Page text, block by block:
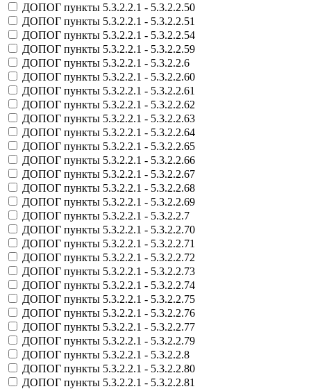
ДОПОГ пункты 5.3.2.2.1 - 5.3.2.2.50
ДОПОГ пункты 5.3.2.2.1 - 5.3.2.2.51
ДОПОГ пункты 5.3.2.2.1 - 5.3.2.2.54
ДОПОГ пункты 5.3.2.2.1 - 5.3.2.2.59
ДОПОГ пункты 5.3.2.2.1 - 5.3.2.2.6
ДОПОГ пункты 5.3.2.2.1 - 5.3.2.2.60
ДОПОГ пункты 5.3.2.2.1 - 5.3.2.2.61
ДОПОГ пункты 5.3.2.2.1 - 5.3.2.2.62
ДОПОГ пункты 5.3.2.2.1 - 5.3.2.2.63
ДОПОГ пункты 5.3.2.2.1 - 5.3.2.2.64
ДОПОГ пункты 5.3.2.2.1 - 5.3.2.2.65
ДОПОГ пункты 5.3.2.2.1 - 5.3.2.2.66
ДОПОГ пункты 5.3.2.2.1 - 5.3.2.2.67
ДОПОГ пункты 5.3.2.2.1 - 5.3.2.2.68
ДОПОГ пункты 5.3.2.2.1 - 5.3.2.2.69
ДОПОГ пункты 5.3.2.2.1 - 5.3.2.2.7
ДОПОГ пункты 5.3.2.2.1 - 5.3.2.2.70
ДОПОГ пункты 5.3.2.2.1 - 5.3.2.2.71
ДОПОГ пункты 5.3.2.2.1 - 5.3.2.2.72
ДОПОГ пункты 5.3.2.2.1 - 5.3.2.2.73
ДОПОГ пункты 5.3.2.2.1 - 5.3.2.2.74
ДОПОГ пункты 5.3.2.2.1 - 5.3.2.2.75
ДОПОГ пункты 5.3.2.2.1 - 5.3.2.2.76
ДОПОГ пункты 5.3.2.2.1 - 5.3.2.2.77
ДОПОГ пункты 5.3.2.2.1 - 5.3.2.2.79
ДОПОГ пункты 5.3.2.2.1 - 5.3.2.2.8
ДОПОГ пункты 5.3.2.2.1 - 5.3.2.2.80
ДОПОГ пункты 5.3.2.2.1 - 5.3.2.2.81